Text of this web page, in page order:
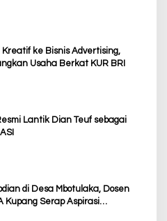
PSN
ke Bisnis Advertising,
Usaha Berkat KUR BRI
Lantik Dian Teuf sebagai
di Desa Mbotulaka, Dosen
Kupang Serap Aspirasi
Penguatan Kapasitas Karang